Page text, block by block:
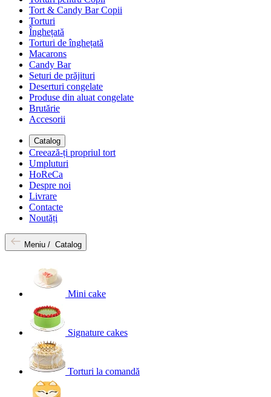
Tort & Candy Bar Copii
Torturi
Înghețată
Torturi de înghețată
Macarons
Candy Bar
Seturi de prăjituri
Deserturi congelate
Produse din aluat congelate
Brutărie
Accesorii
Catalog
Creează-ți propriul tort
Umpluturi
HoReCa
Despre noi
Livrare
Contacte
Noutăți
Meniu / Catalog
Mini cake
Signature cakes
Torturi la comandă